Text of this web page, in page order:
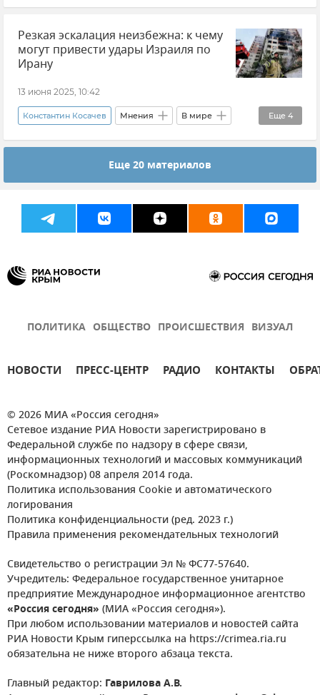
В мире Политика Внешняя политика
Украина Экономика Гаага
Новости
Резкая эскалация неизбежна: к чему
могут привести удары Израиля по
Ирану
13 июня 2025, 10:42
Еще 4
Константин Косачев Мнения В мире
Политика Иран Ядерное оружие
Еще 20 материалов
ПОЛИТИКА ОБЩЕСТВО ПРОИСШЕСТВИЯ ВИЗУАЛ
НОВОСТИ ПРЕСС-ЦЕНТР РАДИО КОНТАКТЫ
© 2026 МИА «Россия сегодня»
Сетевое издание РИА Новости зарегистрировано в
Федеральной службе по надзору в сфере связи,
информационных технологий и массовых коммуникаций
(Роскомнадзор) 08 апреля 2014 года.
Политика использования Cookie и автоматического
логирования
Политика конфиденциальности (ред. 2023 г.)
Правила применения рекомендательных технологий
Свидетельство о регистрации Эл № ФС77-57640.
Учредитель: Федеральное государственное унитарное
предприятие Международное информационное агентство
«Россия сегодня» (МИА «Россия сегодня»).
При любом использовании материалов и новостей сайта
РИА Новости Крым гиперссылка на https://crimea.ria.ru
обязательна не ниже второго абзаца текста.
Главный редактор: Гаврилова А.В.